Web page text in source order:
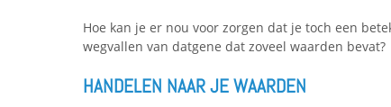
Hoe kan je er nou voor zorgen dat je toch een
wegvallen van datgene dat zoveel waarden bevat?
HANDELEN NAAR JE WAARDEN